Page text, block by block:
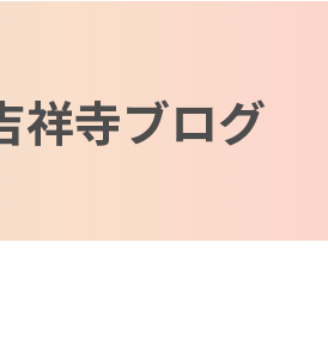
祥寺ブログ